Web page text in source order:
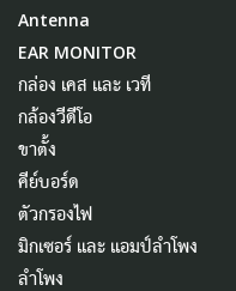
Antenna
EAR MONITOR
กล่อง เคส และ เวที
กล้องวีดีโอ
ขาตั้ง
คีย์บอร์ด
ตัวกรองไฟ
มิกเซอร์ และ แอมป์ลำโพง
ลำโพง